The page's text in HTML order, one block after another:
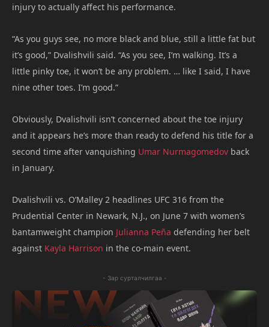
injury to actually affect his performance.
“As you guys see, no more black and blue, still a little fat but
it’s good,” Dvalishvili said. “As you see, I’m walking. It’s a
little pinky toe, it won’t be any problem. … like I said, I have
nine other toes. I’m good.”
Obviously, Dvalishvili isn’t concerned about the toe injury
and it appears he’s more than ready to defend his title for a
second time after vanquishing Umar Nurmagomedov back
in January.
Dvalishvili vs. O’Malley 2 headlines UFC 316 from the
Prudential Center in Newark, N.J., on June 7 with women’s
bantamweight champion Julianna Peña defending her belt
against Kayla Harrison in the co-main event.
- Зар сурталчилгаа -